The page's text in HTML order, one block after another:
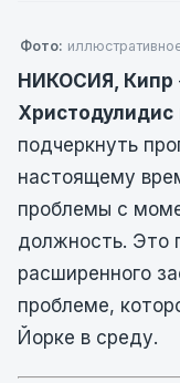
Фото:
НИКОСИЯ, Кипр
Христодулидис
подчеркнуть
настоящему
проблемы с
должность. Это
расширенного
проблеме,
Йорке в среду.